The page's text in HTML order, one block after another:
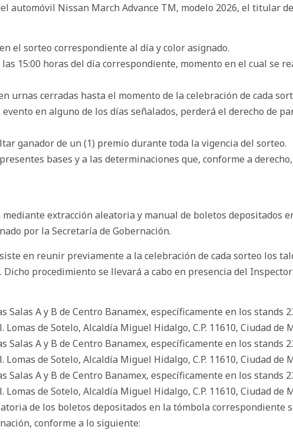
automóvil Nissan March Advance TM, modelo 2026, el titular
el sorteo correspondiente al día y color asignado.
15:00 horas del día correspondiente, momento en el cual se
urnas cerradas hasta el momento de la celebración de cada
en alguno de los días señalados, perderá el derecho de
ganador de un (1) premio durante toda la vigencia del sorteo.
bases y a las determinaciones que, conforme a
extracción aleatoria y manual de boletos depositados
por la Secretaría de Gobernación.
en reunir previamente a la celebración de cada sorteo los
procedimiento se llevará a cabo en presencia del
Salas A y B de Centro Banamex, específicamente en los stands
Lomas de Sotelo, Alcaldía Miguel Hidalgo, C.P. 11610, Ciudad de
Salas A y B de Centro Banamex, específicamente en los stands
Lomas de Sotelo, Alcaldía Miguel Hidalgo, C.P. 11610, Ciudad de
Salas A y B de Centro Banamex, específicamente en los stands
Lomas de Sotelo, Alcaldía Miguel Hidalgo, C.P. 11610, Ciudad de
de los boletos depositados en la tómbola correspondiente
conforme a lo siguiente: